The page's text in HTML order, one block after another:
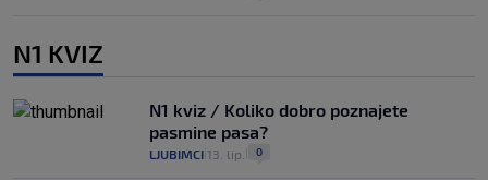
N1 KVIZ
N1 kviz / Koliko dobro poznajete
pasmine pasa?
LJUBIMCI 13. lip. 0